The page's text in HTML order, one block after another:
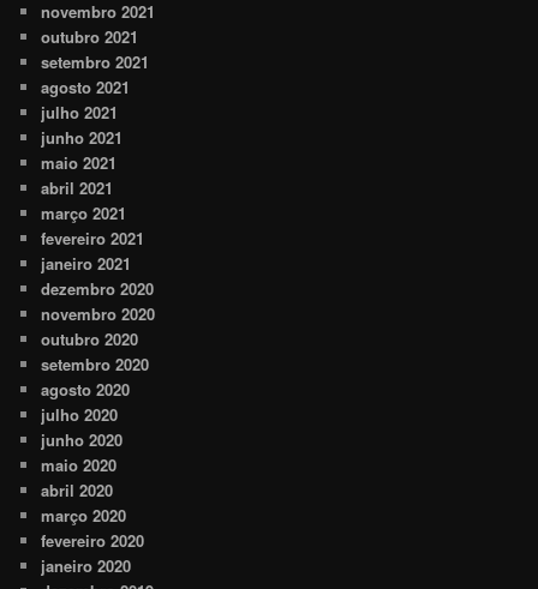
novembro 2021
outubro 2021
setembro 2021
agosto 2021
julho 2021
junho 2021
maio 2021
abril 2021
março 2021
fevereiro 2021
janeiro 2021
dezembro 2020
novembro 2020
outubro 2020
setembro 2020
agosto 2020
julho 2020
junho 2020
maio 2020
abril 2020
março 2020
fevereiro 2020
janeiro 2020